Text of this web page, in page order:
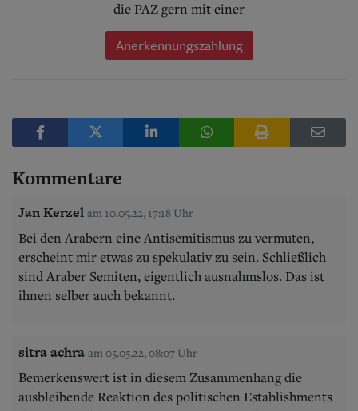
die PAZ gern mit einer
Anerkennungszahlung
Kommentare
Jan Kerzel am 10.05.22, 17:18 Uhr
Bei den Arabern eine Antisemitismus zu vermuten,
erscheint mir etwas zu spekulativ zu sein. Schließlich
sind Araber Semiten, eigentlich ausnahmslos. Das ist
ihnen selber auch bekannt.
sitra achra am 05.05.22, 08:07 Uhr
Bemerkenswert ist in diesem Zusammenhang die
ausbleibende Reaktion des politischen Establishments